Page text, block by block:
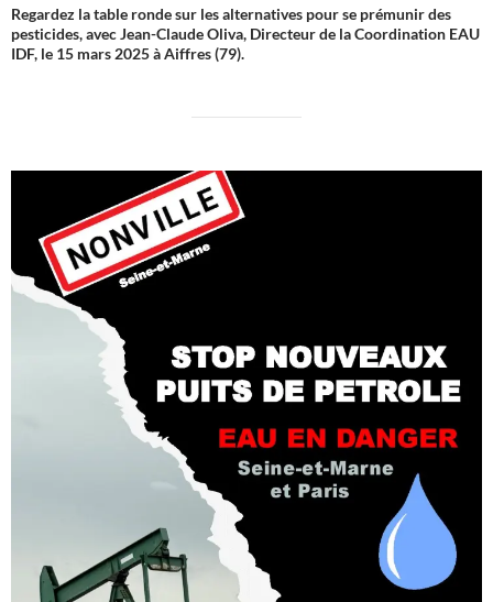
Regardez la table ronde sur les alternatives pour se prémunir des
pesticides, avec Jean-Claude Oliva, Directeur de la Coordination EAU
IDF, le 15 mars 2025 à Aiffres (79).